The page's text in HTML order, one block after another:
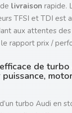
livraison rapide.
TFSI et TDI est
aux attentes
rapport prix /
de turbo
turbo Audi en